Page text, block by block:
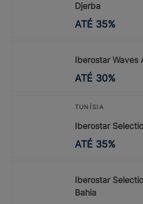
Djerba
ATÉ 35%
Iberostar Waves
ATÉ 30%
TUNÍSIA
Iberostar
ATÉ 35%
Iberostar
Bahia